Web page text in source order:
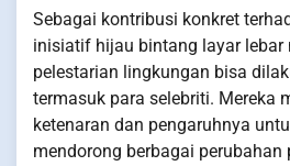
Sebagai kontribusi konkret
inisiatif hijau bintang layar lebar
pelestarian lingkungan bisa
termasuk para selebriti. Mereka
ketenaran dan pengaruhnya
mendorong berbagai